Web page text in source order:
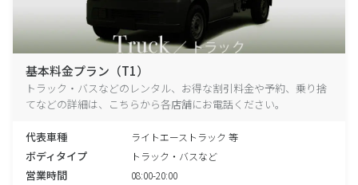
基本料金プラン（T1）
トラック・バスなどのレンタル、お得な割引料金や予約、乗り捨
てなどの詳細は、こちらから各店舗にお電話ください。
代表車種 ライトエーストラック 等
ボディタイプ トラック・バスなど
営業時間 08:00-20:00